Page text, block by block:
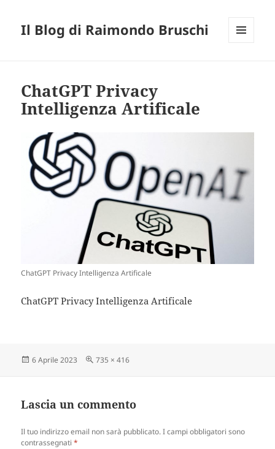
Il Blog di Raimondo Bruschi
ChatGPT Privacy
Intelligenza Artificale
ChatGPT Privacy Intelligenza Artificale
ChatGPT Privacy Intelligenza Artificale
Scritto
6 Aprile 2023
Dimensione
735 × 416
Lascia un commento
Il tuo indirizzo email non sarà pubblicato. I campi obbligatori sono
contrassegnati*